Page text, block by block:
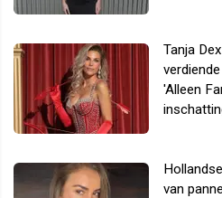
Tanja
'Alleen
van